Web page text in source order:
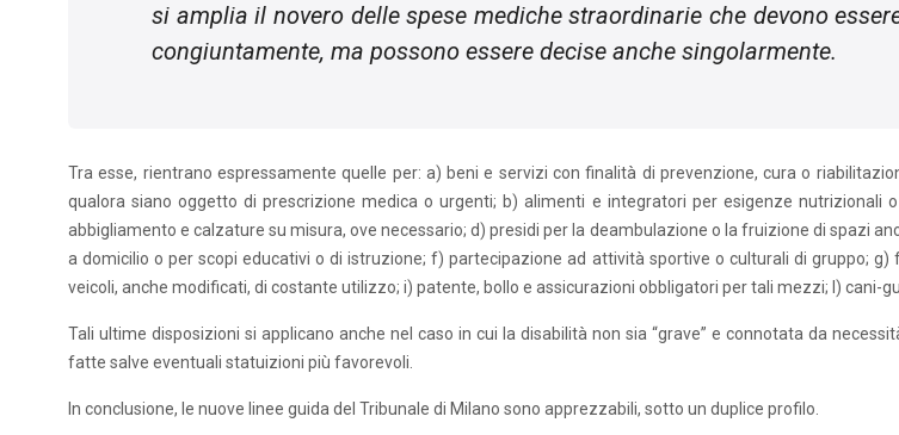
si amplia il novero delle spese mediche straordinarie che devono
congiuntamente, ma possono essere decise anche singolarmente.
Tra esse, rientrano espressamente quelle per: a) beni e servizi con finalità di prevenzione, cura o
qualora siano oggetto di prescrizione medica o urgenti; b) alimenti e integratori per esigenze nutrizionali
abbigliamento e calzature su misura, ove necessario; d) presidi per la deambulazione o la fruizione di spazi
a domicilio o per scopi educativi o di istruzione; f) partecipazione ad attività sportive o culturali di gruppo; g)
veicoli, anche modificati, di costante utilizzo; i) patente, bollo e assicurazioni obbligatori per tali mezzi; l) cani-
Tali ultime disposizioni si applicano anche nel caso in cui la disabilità non sia “grave” e connotata da
fatte salve eventuali statuizioni più favorevoli.
In conclusione, le nuove linee guida del Tribunale di Milano sono apprezzabili, sotto un duplice profilo.